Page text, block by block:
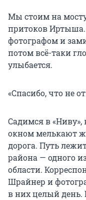
Мы стоим на
притоков
фотографом и
потом всё-таки
улыбается.
«Спасибо, что не
Садимся в «Ниву»,
окном мелькают
дорога. Путь
района — одного
области.
Шрайнер и
в них целый день.